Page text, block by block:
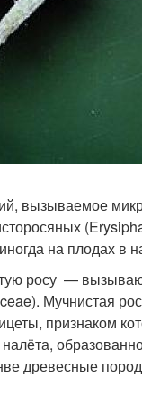
вызываемое
на плодах в
росу —
. Мучнистая
признаком
древесные